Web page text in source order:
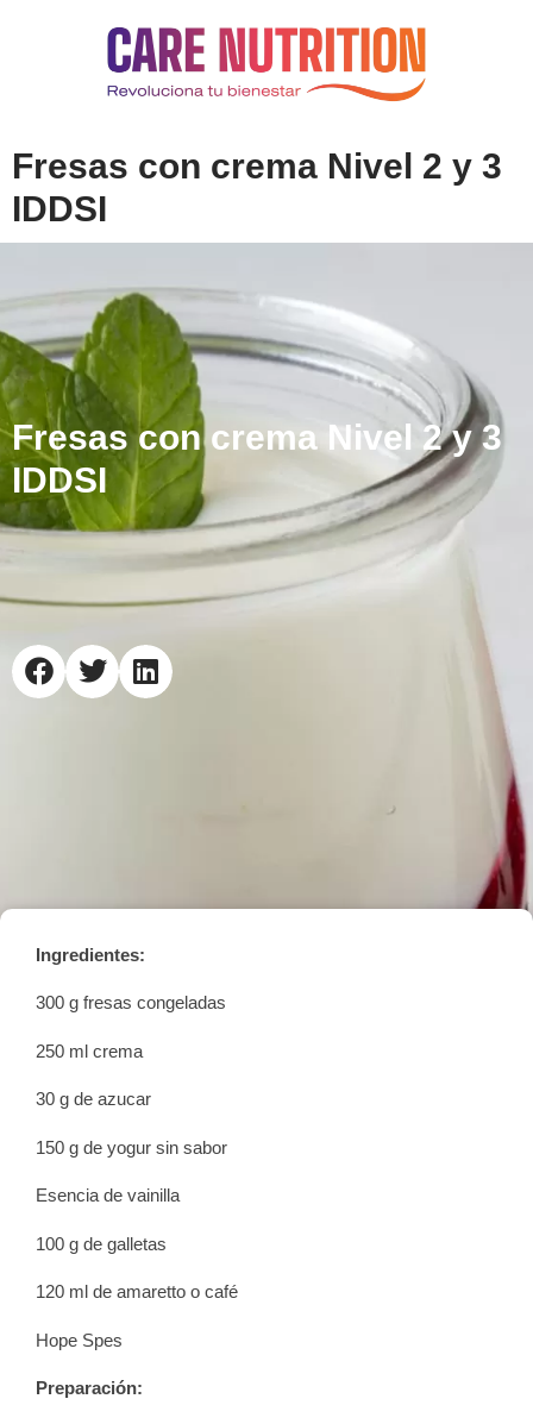
Fresas con crema Nivel 2 y 3
IDDSI
Fresas con crema Nivel 2 y 3
IDDSI
Ingredientes:
300 g fresas congeladas
250 ml crema
30 g de azucar
150 g de yogur sin sabor
Esencia de vainilla
100 g de galletas
120 ml de amaretto o café
Hope Spes
Preparación: